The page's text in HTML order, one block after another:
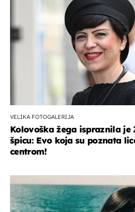
VELIKA FOTOGALERIJA
Kolovoška žega ispraznila je
špicu: Evo koja su poznata
centrom!